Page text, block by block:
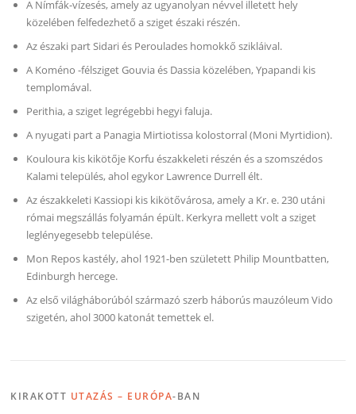
A Nímfák-vízesés, amely az ugyanolyan névvel illetett hely
közelében felfedezhető a sziget északi részén.
Az északi part Sidari és Peroulades homokkő szikláival.
A Koméno -félsziget Gouvia és Dassia közelében, Ypapandi kis
templomával.
Perithia, a sziget legrégebbi hegyi faluja.
A nyugati part a Panagia Mirtiotissa kolostorral (Moni Myrtidion).
Kouloura kis kikötője Korfu északkeleti részén és a szomszédos
Kalami település, ahol egykor Lawrence Durrell élt.
Az északkeleti Kassiopi kis kikötővárosa, amely a Kr. e. 230 utáni
római megszállás folyamán épült. Kerkyra mellett volt a sziget
leglényegesebb települése.
Mon Repos kastély, ahol 1921-ben született Philip Mountbatten,
Edinburgh hercege.
Az első világháborúból származó szerb háborús mauzóleum Vido
szigetén, ahol 3000 katonát temettek el.
KIRAKOTT UTAZÁS – EURÓPA-BAN